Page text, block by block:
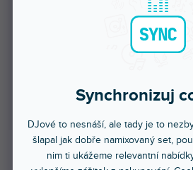
Synchronizuj
DJové to nesnáší, ale tady je to
šlapal jak dobře namixovaný set,
nim ti ukážeme relevantní